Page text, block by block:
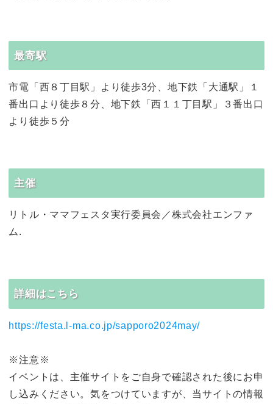
最寄駅
市電「西８丁目駅」より徒歩3分、地下鉄「大通駅」１
番出口より徒歩８分、地下鉄「西１１丁目駅」３番出口
より徒歩５分
主催
リトル・ママフェスタ実行委員会／株式会社エンファ
ム.
詳細はこちら
https://festa.l-ma.co.jp/sapporo2024may/
※注意※
イベントは、主催サイトをご自身で確認された後にお申
し込みください。気をつけていますが、当サイトの情報